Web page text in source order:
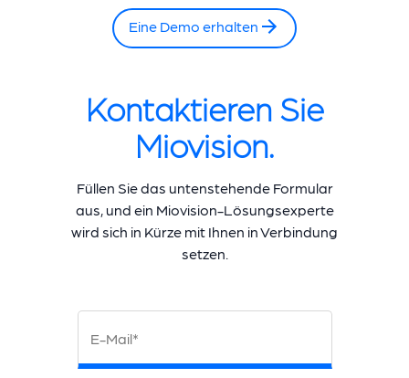
Eine Demo erhalten
Kontaktieren Sie
Miovision.
Füllen Sie das untenstehende Formular
aus, und ein Miovision-Lösungsexperte
wird sich in Kürze mit Ihnen in Verbindung
setzen.
E-Mail*